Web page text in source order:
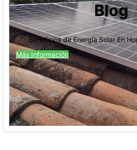
Blog
Beneficios de Energía Solar En
Más Información